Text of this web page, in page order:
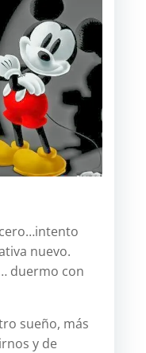
nuevo.
duermo con
sueño, más
y de